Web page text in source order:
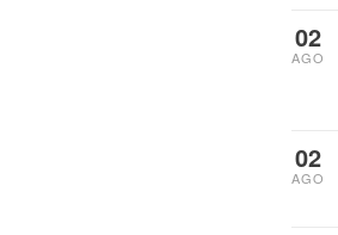
02
AGO
02
AGO